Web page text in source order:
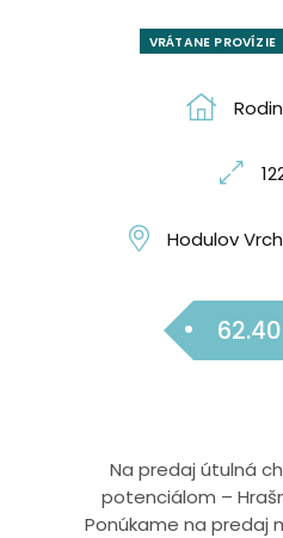
VRÁTANE PROVÍZIE
Hodulov
Na predaj útulná
potenciálom –
Ponúkame na predaj